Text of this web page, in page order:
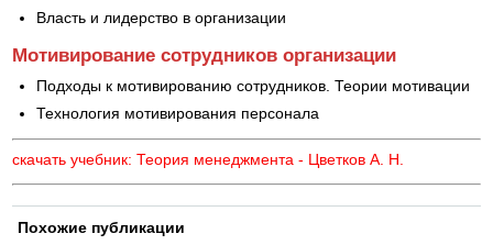
Власть и лидерство в организации
Мотивирование сотрудников организации
Подходы к мотивированию сотрудников. Теории мотивации
Технология мотивирования персонала
скачать учебник: Теория менеджмента - Цветков А. Н.
Похожие публикации